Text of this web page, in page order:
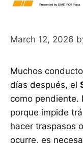
March 12, 2026
Muchos
días después, el
como pendiente.
porque impide
hacer traspasos
ocurre, es